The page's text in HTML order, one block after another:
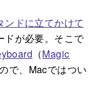
ンドに立てかけて
ドが必要。そこで
（Magic
で、Macではつい